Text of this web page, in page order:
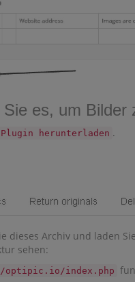
es, um Bilder
Plugin herunterladen .
Archiv und laden
sehen:
optipic.io/index.php